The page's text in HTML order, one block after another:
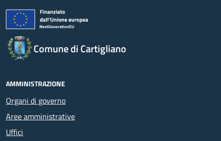
Comune di Cartigliano
AMMINISTRAZIONE
Organi di governo
Aree amministrative
Uffici